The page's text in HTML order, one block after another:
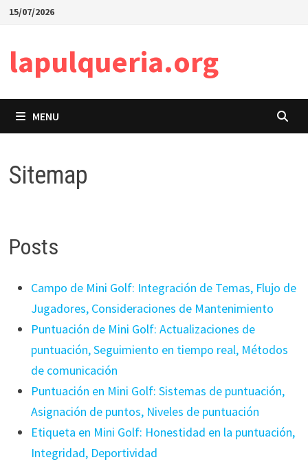
Skip15/07/2026
lapulqueria.org
MENU
Sitemap
Posts
Campo de Mini Golf: Integración de Temas, Flujo de
Jugadores, Consideraciones de Mantenimiento
Puntuación de Mini Golf: Actualizaciones de
puntuación, Seguimiento en tiempo real, Métodos
de comunicación
Puntuación en Mini Golf: Sistemas de puntuación,
Asignación de puntos, Niveles de puntuación
Etiqueta en Mini Golf: Honestidad en la puntuación,
Integridad, Deportividad